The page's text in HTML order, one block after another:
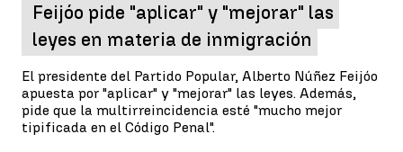
Feijóo pide "aplicar" y "mejorar" las
leyes en materia de inmigración
El presidente del Partido Popular, Alberto Núñez Feijóo
apuesta por "aplicar" y "mejorar" las leyes. Además,
pide que la multirreincidencia esté "mucho mejor
tipificada en el Código Penal".